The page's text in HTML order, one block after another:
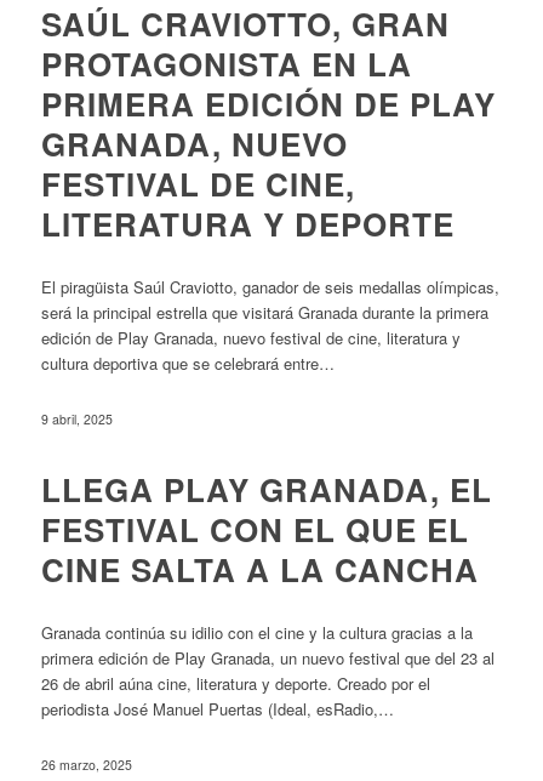
SAÚL CRAVIOTTO, GRAN
PROTAGONISTA EN LA
PRIMERA EDICIÓN DE PLAY
GRANADA, NUEVO
FESTIVAL DE CINE,
LITERATURA Y DEPORTE
El piragüista Saúl Craviotto, ganador de seis medallas olímpicas,
será la principal estrella que visitará Granada durante la primera
edición de Play Granada, nuevo festival de cine, literatura y
cultura deportiva que se celebrará entre…
9 abril, 2025
LLEGA PLAY GRANADA, EL
FESTIVAL CON EL QUE EL
CINE SALTA A LA CANCHA
Granada continúa su idilio con el cine y la cultura gracias a la
primera edición de Play Granada, un nuevo festival que del 23 al
26 de abril aúna cine, literatura y deporte. Creado por el
periodista José Manuel Puertas (Ideal, esRadio,…
26 marzo, 2025